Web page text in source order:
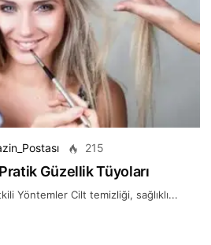
215
Güzellik Tüyoları
Yöntemler Cilt temizliği, sağlıklı...